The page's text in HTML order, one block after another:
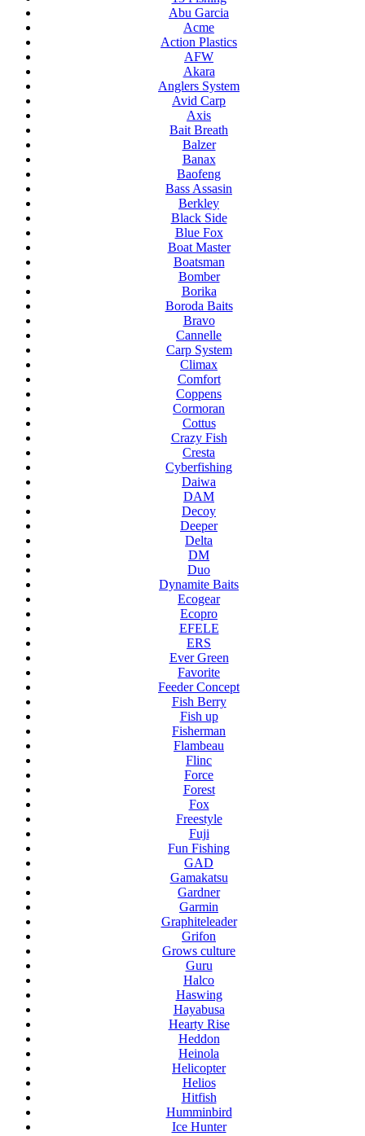
Abu Garcia
Acme
Action Plastics
AFW
Akara
Anglers System
Avid Carp
Axis
Bait Breath
Balzer
Banax
Baofeng
Bass Assasin
Berkley
Black Side
Blue Fox
Boat Master
Boatsman
Bomber
Borika
Boroda Baits
Bravo
Cannelle
Carp System
Climax
Comfort
Coppens
Cormoran
Cottus
Crazy Fish
Cresta
Cyberfishing
Daiwa
DAM
Decoy
Deeper
Delta
DM
Duo
Dynamite Baits
Ecogear
Ecopro
EFELE
ERS
Ever Green
Favorite
Feeder Concept
Fish Berry
Fish up
Fisherman
Flambeau
Flinc
Force
Forest
Fox
Freestyle
Fuji
Fun Fishing
GAD
Gamakatsu
Gardner
Garmin
Graphiteleader
Grifon
Grows culture
Guru
Halco
Haswing
Hayabusa
Hearty Rise
Heddon
Heinola
Helicopter
Helios
Hitfish
Humminbird
Ice Hunter